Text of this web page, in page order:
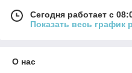
Сегодня работает с
Показать весь график
О нас